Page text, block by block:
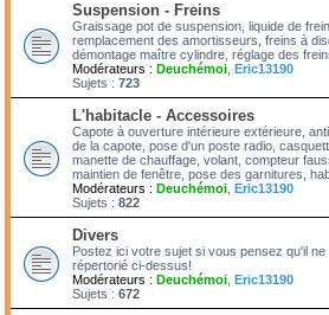
Suspension - Freins
Graissage pot de suspension, liquide de
remplacement des amortisseurs, freins à
démontage maître cylindre, réglage des
Modérateurs : Deuchémoi Eric13190
Sujets : 723
L'habitacle - Accessoires
Capote à ouverture intérieure extérieure,
de la capote, pose d'un poste radio,
manette de chauffage, volant, compteur
maintien de fenêtre, pose des garnitures,
Modérateurs : Deuchémoi Eric13190
Sujets : 822
Divers
Postez ici votre sujet si vous pensez qu'il
répertorié ci-dessus!
Modérateurs : Deuchémoi Eric13190
Sujets : 672